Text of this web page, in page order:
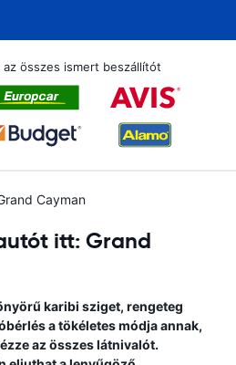
összes ismert beszállítót
Cayman
itt: Grand
karibi sziget, rengeteg
a tökéletes módja annak,
az összes látnivalót.